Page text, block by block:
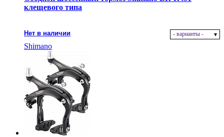
клещевого типа
Нет в наличии - варианты -
Shimano